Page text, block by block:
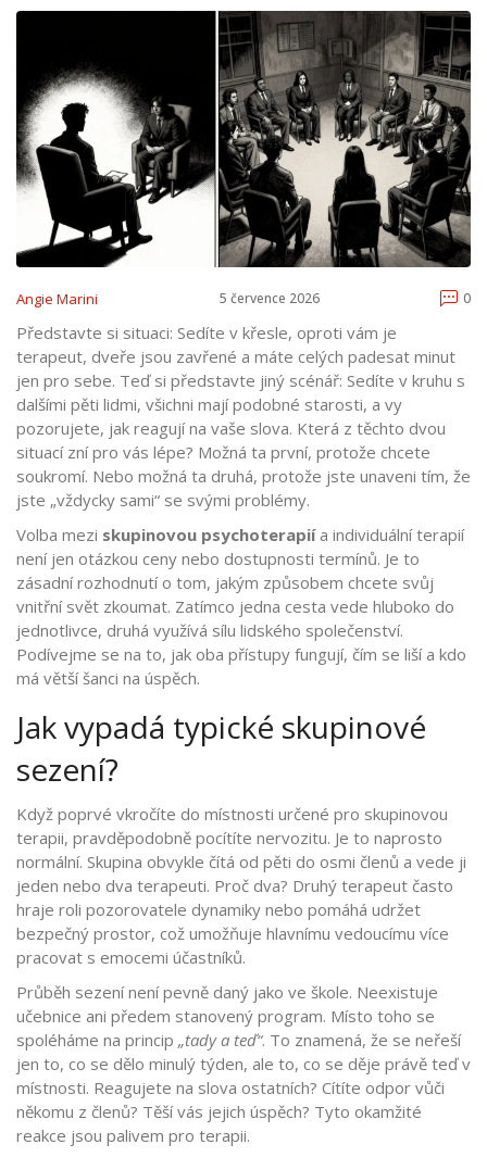
Angie Marini 5 července 2026 0
Představte si situaci: Sedíte v křesle, oproti vám je
terapeut, dveře jsou zavřené a máte celých padesat minut
jen pro sebe. Teď si představte jiný scénář: Sedíte v kruhu s
dalšími pěti lidmi, všichni mají podobné starosti, a vy
pozorujete, jak reagují na vaše slova. Která z těchto dvou
situací zní pro vás lépe? Možná ta první, protože chcete
soukromí. Nebo možná ta druhá, protože jste unaveni tím, že
jste „vždycky sami“ se svými problémy.
Volba mezi skupinovou psychoterapiía individuální terapií
není jen otázkou ceny nebo dostupnosti termínů. Je to
zásadní rozhodnutí o tom, jakým způsobem chcete svůj
vnitřní svět zkoumat. Zatímco jedna cesta vede hluboko do
jednotlivce, druhá využívá sílu lidského společenství.
Podívejme se na to, jak oba přístupy fungují, čím se liší a kdo
má větší šanci na úspěch.
Jak vypadá typické skupinové
sezení?
Když poprvé vkročíte do místnosti určené pro skupinovou
terapii, pravděpodobně pocítíte nervozitu. Je to naprosto
normální. Skupina obvykle čítá od pěti do osmi členů a vede ji
jeden nebo dva terapeuti. Proč dva? Druhý terapeut často
hraje roli pozorovatele dynamiky nebo pomáhá udržet
bezpečný prostor, což umožňuje hlavnímu vedoucímu více
pracovat s emocemi účastníků.
Průběh sezení není pevně daný jako ve škole. Neexistuje
učebnice ani předem stanovený program. Místo toho se
spoléháme na princip „tady a teď“. To znamená, že se neřeší
jen to, co se dělo minulý týden, ale to, co se děje právě teď v
místnosti. Reagujete na slova ostatních? Cítíte odpor vůči
někomu z členů? Těší vás jejich úspěch? Tyto okamžité
reakce jsou palivem pro terapii.